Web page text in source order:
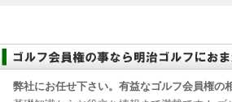
弊社にお任せ下さい。有益なゴルフ会員権の